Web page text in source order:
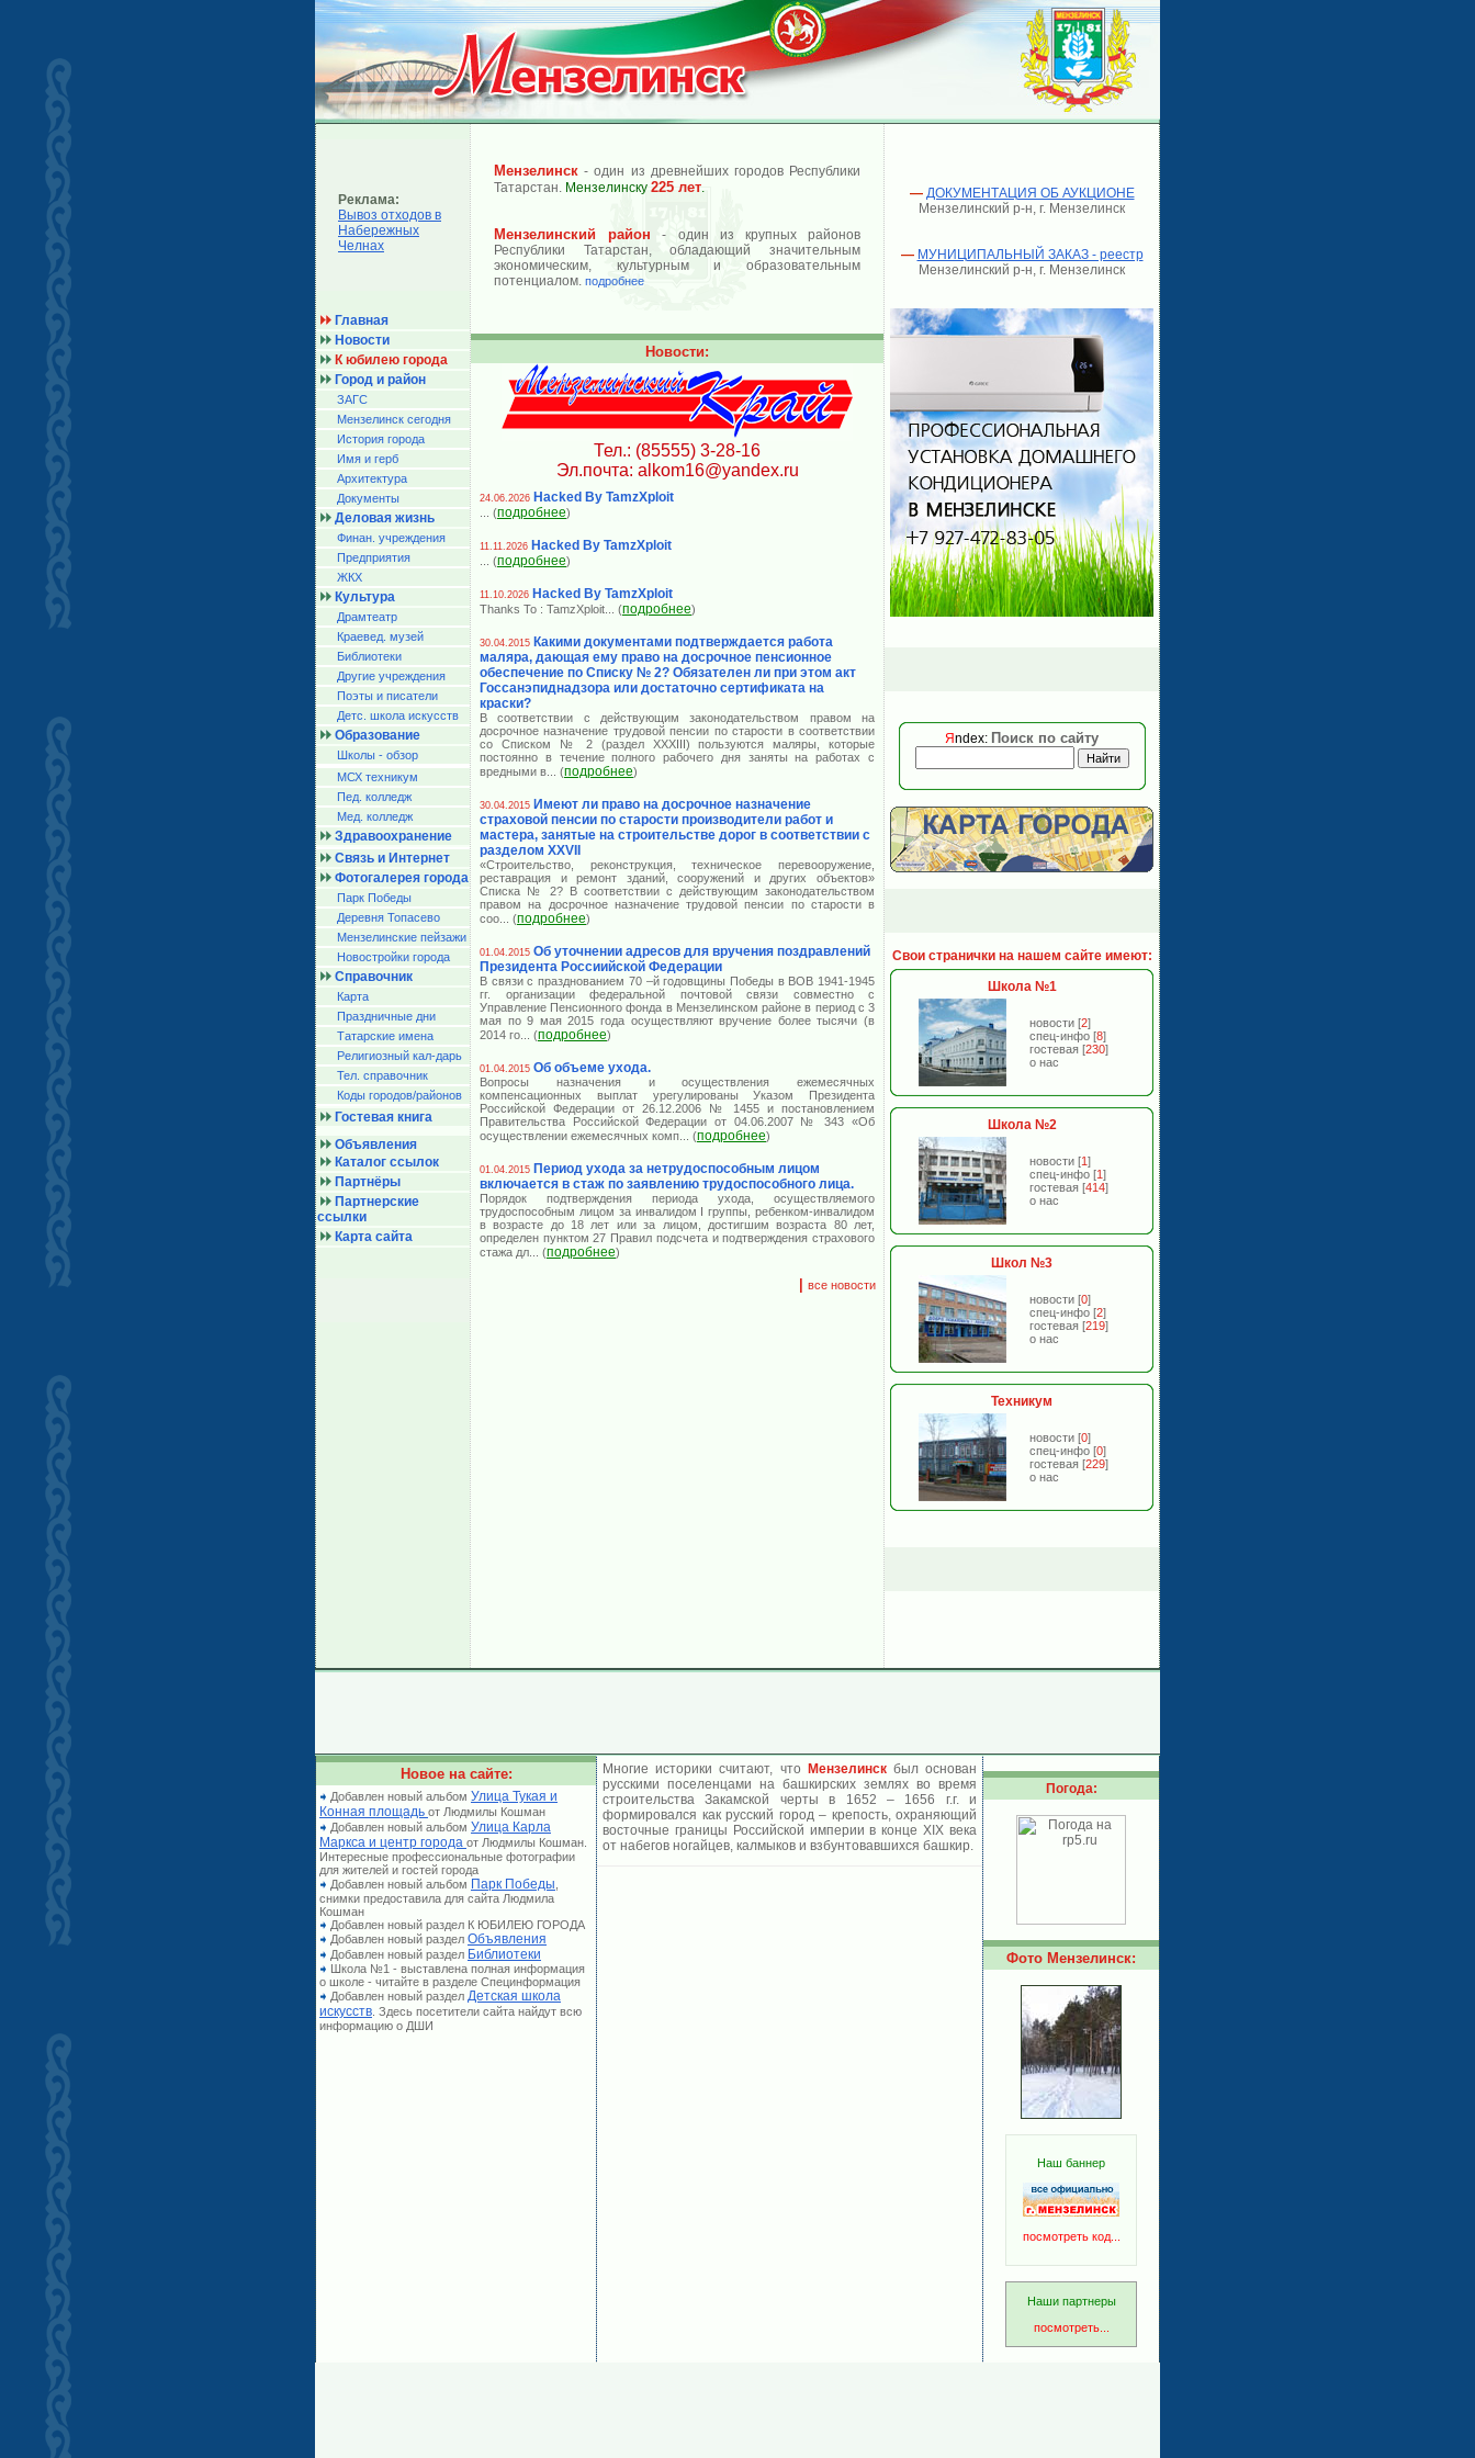
Реклама:
Вывоз отходов в
Набережных
Челнах
Главная
Новости
К юбилею города
Город и район
ЗАГС
Мензелинск сегодня
История города
Имя и герб
Архитектура
Документы
Деловая жизнь
Финан. учреждения
Предприятия
ЖКХ
Культура
Драмтеатр
Краевед. музей
Библиотеки
Другие учреждения
Поэты и писатели
Детс. школа искусств
Образование
Школы - обзор
МСХ техникум
Пед. колледж
Мед. колледж
Здравоохранение
Связь и Интернет
Фотогалерея города
Парк Победы
Деревня Топасево
Мензелинские пейзажи
Новостройки города
Справочник
Карта
Праздничные дни
Татарские имена
Религиозный кал-дарь
Тел. справочник
Коды городов/райoнов
Гостевая книга
Объявления
Каталог ссылок
Партнёры
Партнерские
ссылки
Карта сайта
Мензелинск - один из древнейших городов Республики
Татарстан. Мензелинску 225 лет.
Мензелинский район - один из крупных районов
Республики Татарстан, обладающий значительным
экономическим, культурным и образовательным
потенциалом. подробнее
Новости:
Тел.: (85555) 3-28-16
Эл.почта: alkom16@yandex.ru
24.06.2026 Hacked By TamzXploit
... (подробнее)
11.11.2026 Hacked By TamzXploit
... (подробнее)
11.10.2026 Hacked By TamzXploit
Thanks To : TamzXploit ... (подробнее)
30.04.2015 Какими документами подтверждается работа
маляра, дающая ему право на досрочное пенсионное
обеспечение по Списку № 2? Обязателен ли при этом акт
Госсанэпиднадзора или достаточно сертификата на
краски?
В соответствии с действующим законодательством правом на
досрочное назначение трудовой пенсии по старости в соответствии
со Списком № 2 (раздел XXXIII) пользуются маляры, которые
постоянно в течение полного рабочего дня заняты на работах с
вредными в ... (подробнее)
30.04.2015 Имеют ли право на досрочное назначение
страховой пенсии по старости производители работ и
мастера, занятые на строительстве дорог в соответствии с
разделом XXVII
«Строительство, реконструкция, техническое перевооружение,
реставрация и ремонт зданий, сооружений и других объектов»
Списка № 2? В соответствии с действующим законодательством
правом на досрочное назначение трудовой пенсии по старости в
соо ... (подробнее)
01.04.2015 Об уточнении адресов для вручения поздравлений
Президента Россиийской Федерации
В связи с празднованием 70 –й годовщины Победы в ВОВ 1941-1945
гг. организации федеральной почтовой связи совместно с
Управление Пенсионного фонда в Мензелинском районе в период с 3
мая по 9 мая 2015 года осуществляют вручение более тысячи (в
2014 го ... (подробнее)
01.04.2015 Об объеме ухода.
Вопросы назначения и осуществления ежемесячных
компенсационных выплат урегулированы Указом Президента
Российской Федерации от 26.12.2006 № 1455 и постановлением
Правительства Российской Федерации от 04.06.2007 № 343 «Об
осуществлении ежемесячных комп ... (подробнее)
01.04.2015 Период ухода за нетрудоспособным лицом
включается в стаж по заявлению трудоспособного лица.
Порядок подтверждения периода ухода, осуществляемого
трудоспособным лицом за инвалидом I группы, ребенком-инвалидом
в возрасте до 18 лет или за лицом, достигшим возраста 80 лет,
определен пунктом 27 Правил подсчета и подтверждения страхового
стажа дл ... (подробнее)
все новости
— ДОКУМЕНТАЦИЯ ОБ АУКЦИОНЕ
Мензелинский р-н, г. Мензелинск
— МУНИЦИПАЛЬНЫЙ ЗАКАЗ - реестр
Мензелинский р-н, г. Мензелинск
Яndex: Поиск по сайту
Свои странички на нашем сайте имеют:
Школа №1
новости [2]
спец-инфо [8]
гостевая [230]
о нас
Школа №2
новости [1]
спец-инфо [1]
гостевая [414]
о нас
Школ №3
новости [0]
спец-инфо [2]
гостевая [219]
о нас
Техникум
новости [0]
спец-инфо [0]
гостевая [229]
о нас
Новое на сайте:
Добавлен новый альбом Улица Тукая и
Конная площадь от Людмилы Кошман
Добавлен новый альбом Улица Карла
Маркса и центр города от Людмилы Кошман.
Интересные профессиональные фотографии
для жителей и гостей города
Добавлен новый альбом Парк Победы
снимки предоставила для сайта Людмила
Кошман
Добавлен новый раздел К ЮБИЛЕЮ ГОРОДА
Добавлен новый раздел Объявления
Добавлен новый раздел Библиотеки
Школа №1 - выставлена полная информация
о школе - читайте в разделе Специнформация
Добавлен новый раздел Детская школа
искусств . Здесь посетители сайта найдут всю
информацию о ДШИ
Многие историки считают, что Мензелинскбыл основан
русскими поселенцами на башкирских землях во время
строительства Закамской черты в 1652 – 1656 г.г. и
формировался как русский город – крепость, охраняющий
восточные границы Российской империи в конце ХIХ века
от набегов ногайцев, калмыков и взбунтовавшихся башкир.
Погода:
Фото Мензелинск:
Наш баннер
посмотреть код...
Наши партнеры
посмотреть...